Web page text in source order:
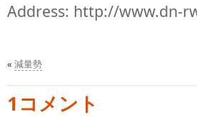
Address: http://www.dn-
« 減量勢
1コメント